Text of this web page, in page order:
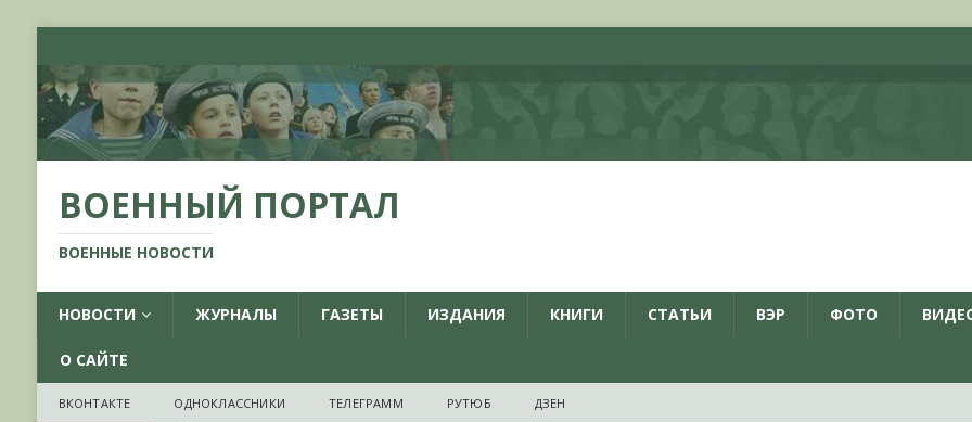
ВОЕННЫЙ ПОРТАЛ
ВОЕННЫЕ НОВОСТИ
НОВОСТИ ЖУРНАЛЫ ГАЗЕТЫ ИЗДАНИЯ КНИГИ СТАТЬИ ВЭР ФОТО
О САЙТЕ
ВКОНТАКТЕ ОДНОКЛАССНИКИ ТЕЛЕГРАММ РУТЮБ ДЗЕН